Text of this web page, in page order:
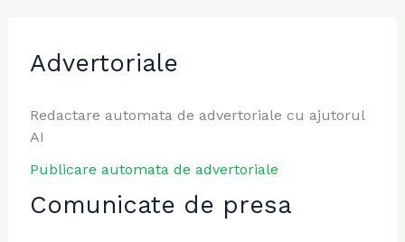
Advertoriale
Redactare automata de advertoriale cu ajutorul
AI
Publicare automata de advertoriale
Comunicate de presa